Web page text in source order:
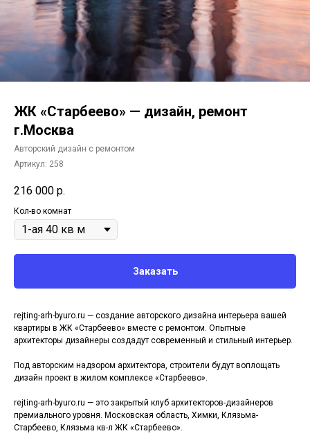
ЖК «Старбеево» — дизайн, ремонт
г.Москва
Авторский дизайн с ремонтом
Артикул: 258
216 000 р.
Кол-во комнат
Заказать
rejting-arh-byuro.ru — создание авторского дизайна интерьера вашей
квартиры в ЖК «Старбеево» вместе с ремонтом. Опытные
архитекторы дизайнеры создадут современный и стильный интерьер.
Под авторским надзором архитектора, строители будут воплощать
дизайн проект в жилом комплексе «Старбеево».
rejting-arh-byuro.ru — это закрытый клуб архитекторов-дизайнеров
премиального уровня. Московская область, Химки, Клязьма-
Старбеево, Клязьма кв-л ЖК «Старбеево».